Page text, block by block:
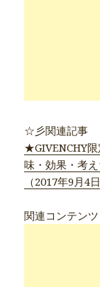
☆彡関連記事
★GIVENCHY
味・効果・考
（2017年9月4日
関連コンテンツ